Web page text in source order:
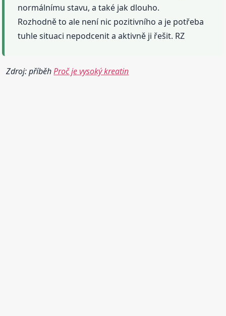
normálnímu stavu, a také jak dlouho.
Rozhodně to ale není nic pozitivního a je potřeba
tuhle situaci nepodcenit a aktivně ji řešit. RZ
Zdroj: příběhProč je vysoký kreatin